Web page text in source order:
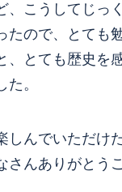
、こうしてじっ
たので、とても
、とても歴史を
。
しんでいただけ
さんありがとう